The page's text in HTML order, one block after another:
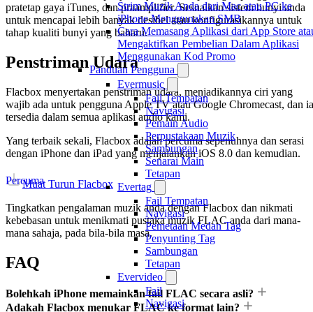
Strim Muzik Anda dari Mac atau PC ke
iPhone Menggunakan SMB
Cara Memasang Aplikasi dari App Store
Mengaktifkan Pembelian Dalam Aplikasi
Menggunakan Kod Promo
Panduan Pengguna
Evermusic
Fail Tempatan
Navigasi
Pemain Audio
Perpustakaan Muzik
Sambungan
Senarai Main
Tetapan
Evertag
Fail Tempatan
Navigasi
Pemetaan Medan Tag
Penyunting Tag
Sambungan
Tetapan
Evervideo
Fail
Navigasi
pratetap gaya iTunes, dan praamplifier. Sesuaikan sistem bunyi anda
untuk mencapai lebih banyak desibel atau konfigurasikannya untuk
tahap kualiti bunyi yang baharu.
Penstriman Udara
Flacbox menyertakan penstriman udara, menjadikannya ciri yang
wajib ada untuk pengguna Apple TV atau Google Chromecast, dan ia
tersedia dalam semua aplikasi audio kami.
Yang terbaik sekali, Flacbox adalah percuma sepenuhnya dan serasi
dengan iPhone dan iPad yang menjalankan iOS 8.0 dan kemudian.
Muat Turun Flacbox
Percuma
Tingkatkan pengalaman muzik anda dengan Flacbox dan nikmati
kebebasan untuk menikmati pustaka muzik FLAC anda dari mana-
mana sahaja, pada bila-bila masa.
FAQ
Bolehkah iPhone memainkan fail FLAC secara asli?
Adakah Flacbox menukar FLAC ke format lain?